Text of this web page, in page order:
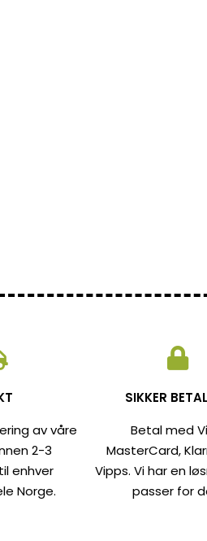
av våre
2-3
enhver
Norge.
SIKKER
Betal med
MasterCard,
Vipps. Vi har en
passer for